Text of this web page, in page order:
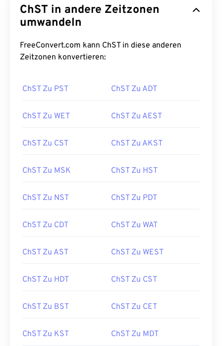
ChST in andere Zeitzonen
umwandeln
FreeConvert.com kann ChST in diese anderen
Zeitzonen konvertieren:
ChST Zu PST ChST Zu ADT
ChST Zu WET ChST Zu AEST
ChST Zu CST ChST Zu AKST
ChST Zu MSK ChST Zu HST
ChST Zu NST ChST Zu PDT
ChST Zu CDT ChST Zu WAT
ChST Zu AST ChST Zu WEST
ChST Zu HDT ChST Zu CST
ChST Zu BST ChST Zu CET
ChST Zu KST ChST Zu MDT